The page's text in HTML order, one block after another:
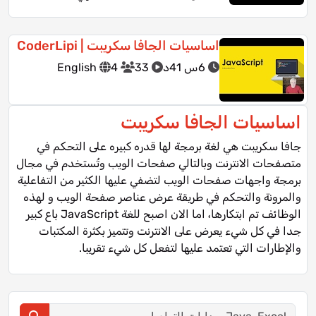
اساسيات الجافا سكريبت
جافا سكريبت هي لغة برمجة لها قدره كبيره على التحكم في
متصفحات الانترنت وبالتالي صفحات الويب وتُستخدم في مجال
برمجة واجهات صفحات الويب لتضفي عليها الكثير من التفاعلية
والمرونة والتحكم في طريقة عرض عناصر صفحة الويب و لهذه
الوظائف تم ابتكارها، اما الان اصبح للغة JavaScript باع كبير
جدا في كل شيء يعرض على الانترنت وتتميز بكثرة المكتبات
والإطارات التي تعتمد عليها لتفعل كل شيء تقريبا.
اساسيات الجافا سكريبت | CoderLipi
6س 41د 33
4
English